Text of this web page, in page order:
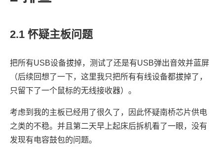
2.1 怀疑主板问题
把所有USB设备拔掉，测试了还是有USB弹出音效并蓝屏
（后续回想了一下，这里我只把所有有线设备都拔掉了，
只留下了一个鼠标的无线接收器）。
考虑到我的主板已经用了很久了，因此怀疑南桥芯片供电
之类的不稳。并且第二天早上起床后拆机看了一眼，没有
发现有电容鼓包的问题。